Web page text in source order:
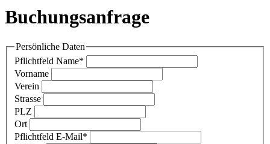
Buchungsanfrage
Persönliche Daten
Pflichtfeld Name*
Vorname
Verein
Strasse
PLZ
Ort
Pflichtfeld E-Mail*